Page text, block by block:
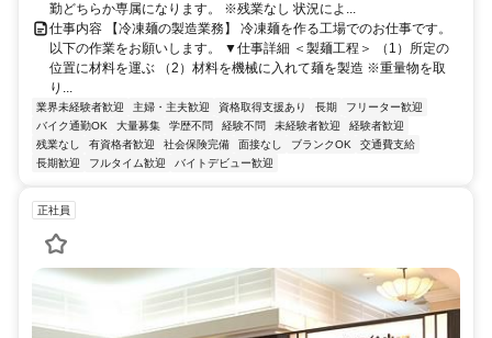
勤どちらか専属になります。 ※残業なし 状況によ...
仕事内容 【冷凍麺の製造業務】 冷凍麺を作る工場でのお仕事です。
以下の作業をお願いします。 ▼仕事詳細 ＜製麺工程＞ （1）所定の
位置に材料を運ぶ （2）材料を機械に入れて麺を製造 ※重量物を取
り...
業界未経験者歓迎 主婦・主夫歓迎 資格取得支援あり 長期
フリーター歓迎
バイク通勤OK
大量募集 学歴不問 経験不問 未経験者歓迎
経験者歓迎
残業なし
有資格者歓迎 社会保険完備 面接なし ブランクOK
交通費支給
長期歓迎
フルタイム歓迎 バイトデビュー歓迎
正社員